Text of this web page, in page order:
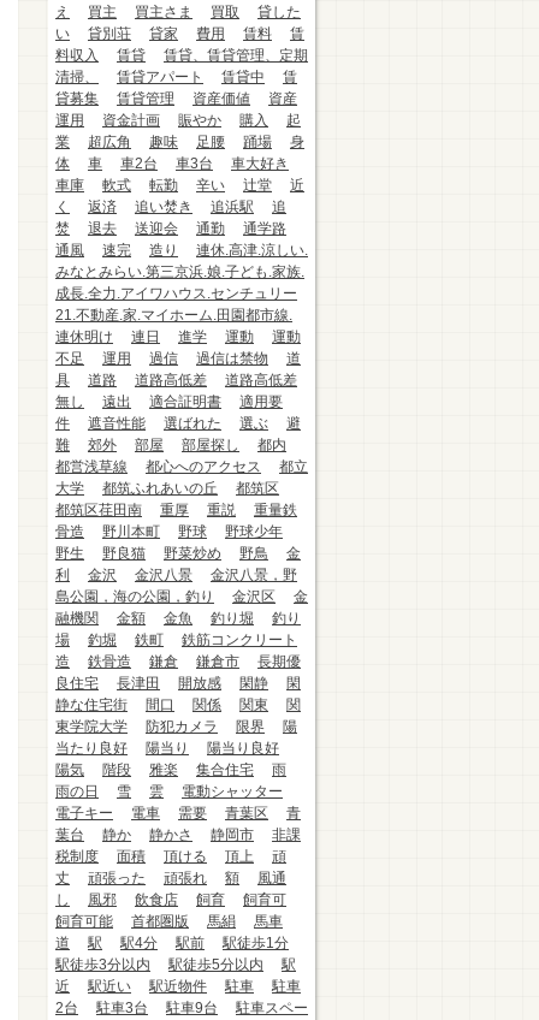
え
買主 買主さま 買取
貸した
い
貸別荘 貸家 費用 賃料
賃
料収入
賃貸
賃貸、賃貸管理、定期
清掃、
賃貸アパート 賃貸中
賃
貸募集
賃貸管理 資産価値
資産
運用
資金計画 賑やか 購入
起
業
超広角 趣味 足腰 踊場
身
体
車 車2台 車3台
車大好き
車庫
軟式 転勤 辛い 辻堂
近
く
返済 追い焚き 追浜駅
追
焚
退去 送迎会 通勤
通学路
通風
速完 造り
連休.高津.涼しい.
みなとみらい.第三京浜.娘.子ども.家族.
成長.全力.アイワハウス.センチュリー
21.不動産.家.マイホーム.田園都市線.
連休明け
連日 進学 運動
運動
不足
運用 過信 過信は禁物
道
具
道路 道路高低差
道路高低差
無し
遠出 適合証明書
適用要
件
遮音性能 選ばれた 選ぶ
避
難
郊外 部屋 部屋探し
都内
都営浅草線
都心へのアクセス
都立
大学
都筑ふれあいの丘
都筑区
都筑区荏田南
重厚 重説
重量鉄
骨造
野川本町 野球
野球少年
野生
野良猫 野菜炒め 野鳥
金
利
金沢 金沢八景
金沢八景，野
島公園，海の公園，釣り
金沢区
金
融機関
金額 金魚 釣り堀
釣り
場
釣堀 鉄町
鉄筋コンクリート
造
鉄骨造 鎌倉 鎌倉市
長期優
良住宅
長津田 開放感 閑静
閑
静な住宅街
間口 関係 関東
関
東学院大学
防犯カメラ 限界
陽
当たり良好
陽当り
陽当り良好
陽気
階段 雅楽 集合住宅
雨
雨の日
雪 雲
電動シャッター
電子キー
電車 需要 青葉区
青
葉台
静か 静かさ 静岡市
非課
税制度
面積 頂ける 頂上
頑
丈
頑張った 頑張れ 額
風通
し
風邪 飲食店 飼育
飼育可
飼育可能
首都圏版 馬絹
馬車
道
駅 駅4分 駅前
駅徒歩1分
駅徒歩3分以内
駅徒歩5分以内
駅
近
駅近い 駅近物件 駐車
駐車
2台
駐車3台 駐車9台
駐車スペー